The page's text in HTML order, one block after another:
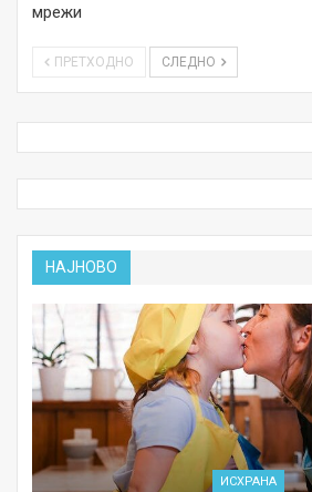
мрежи
ПРЕТХОДНО СЛЕДНО
НАЈНОВО
ИСХРАНА